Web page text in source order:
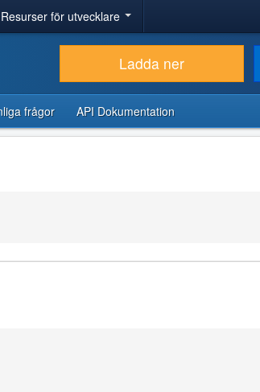
Resurser för utvecklare
Ladda ner
frågor API Dokumentation